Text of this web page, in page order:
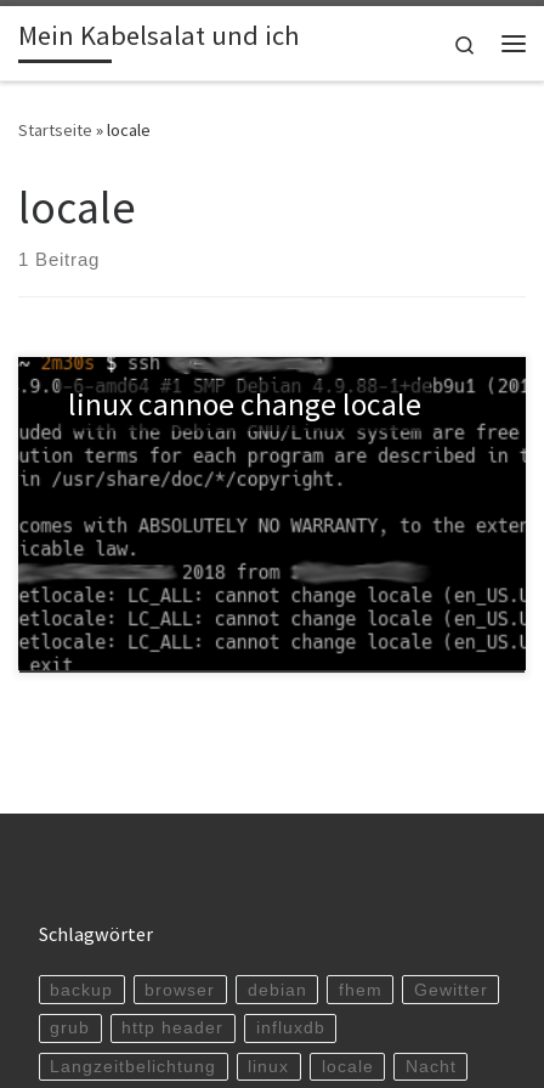
Zum Inhalt springen
Mein Kabelsalat und ich
Search
Startseite »locale
locale
1 Beitrag
linux cannoe change locale
Schlagwörter
backup browser debian fhem Gewitter
grub http header influxdb
Langzeitbelichtung linux locale Nacht